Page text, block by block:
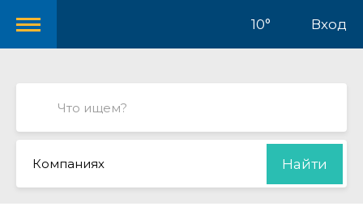
10° Вход
Компаниях Найти